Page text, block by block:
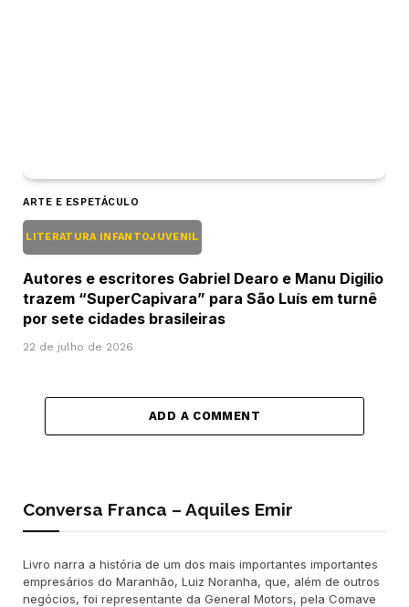
ARTE E ESPETÁCULO
LITERATURA INFANTOJUVENIL
Autores e escritores Gabriel Dearo e Manu Digilio
trazem “SuperCapivara” para São Luís em turnê
por sete cidades brasileiras
22 de julho de 2026
ADD A COMMENT
Conversa Franca – Aquiles Emir
Livro narra a história de um dos mais importantes importantes
empresários do Maranhão, Luiz Noranha, que, além de outros
negócios, foi representante da General Motors, pela Comave